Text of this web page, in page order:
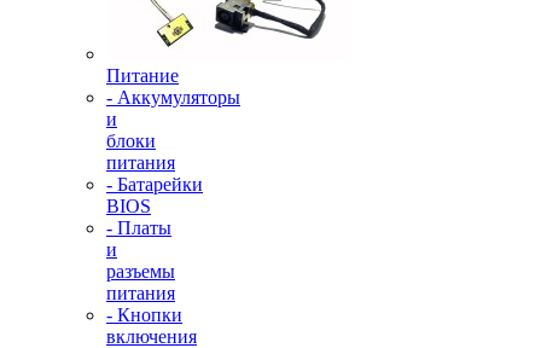
Питание
- Аккумуляторы
и
блоки
питания
- Батарейки
BIOS
- Платы
и
разъемы
питания
- Кнопки
включения